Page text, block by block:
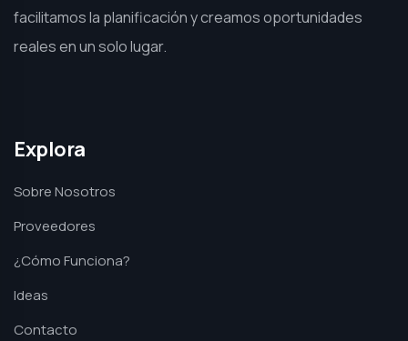
facilitamos la planificación y creamos oportunidades
reales en un solo lugar.
Explora
Sobre Nosotros
Proveedores
¿Cómo Funciona?
Ideas
Contacto